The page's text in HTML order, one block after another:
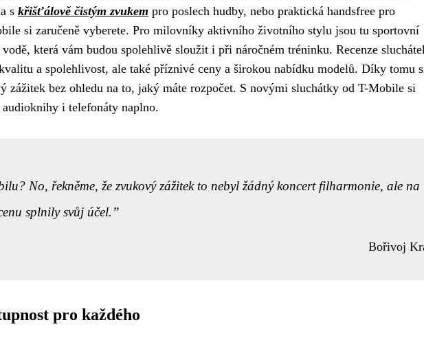
s křišťálově čistým zvukem pro poslech hudby, nebo praktická handsfree pro
si zaručeně vyberete. Pro milovníky aktivního životního stylu jsou tu sportovní
která vám budou spolehlivě sloužit i při náročném tréninku. Recenze
a spolehlivost, ale také příznivé ceny a širokou nabídku modelů. Díky tomu
zážitek bez ohledu na to, jaký máte rozpočet. S novými sluchátky od T-Mobile si
i telefonáty naplno.
No, řekněme, že zvukový zážitek to nebyl žádný koncert filharmonie, ale na
splnily svůj účel.
Bořivoj
pro každého